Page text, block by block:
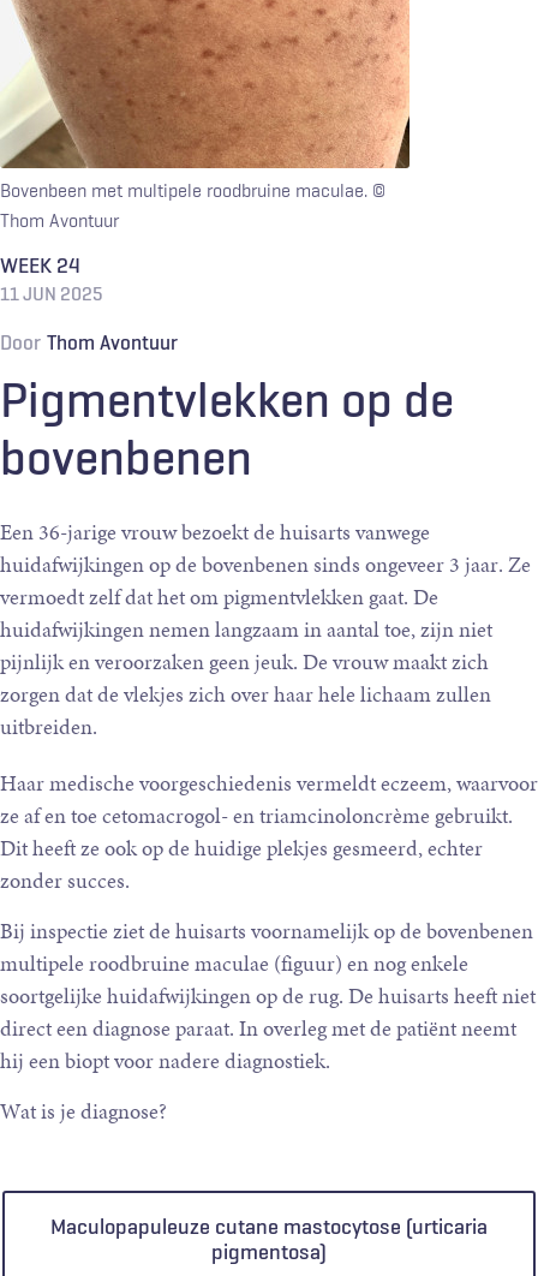
Bovenbeen met multipele roodbruine maculae. ©
Thom Avontuur
WEEK 24
11 JUN 2025
Door Thom Avontuur
Pigmentvlekken op de
bovenbenen
Een 36-jarige vrouw bezoekt de huisarts vanwege
huidafwijkingen op de bovenbenen sinds ongeveer 3 jaar. Ze
vermoedt zelf dat het om pigmentvlekken gaat. De
huidafwijkingen nemen langzaam in aantal toe, zijn niet
pijnlijk en veroorzaken geen jeuk. De vrouw maakt zich
zorgen dat de vlekjes zich over haar hele lichaam zullen
uitbreiden.
Haar medische voorgeschiedenis vermeldt eczeem, waarvoor
ze af en toe cetomacrogol- en triamcinoloncrème gebruikt.
Dit heeft ze ook op de huidige plekjes gesmeerd, echter
zonder succes.
Bij inspectie ziet de huisarts voornamelijk op de bovenbenen
multipele roodbruine maculae (figuur) en nog enkele
soortgelijke huidafwijkingen op de rug. De huisarts heeft niet
direct een diagnose paraat. In overleg met de patiënt neemt
hij een biopt voor nadere diagnostiek.
Wat is je diagnose?
Keuzen
Maculopapuleuze cutane mastocytose (urticaria
pigmentosa)